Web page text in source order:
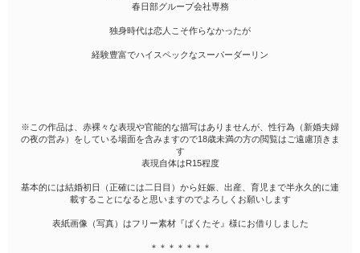
春日部グループ会社専務
独身時代は恋人こそ作らなかったが
経験豊富でハイスペックなスーパーダーリン
※この作品は、赤裸々な表現や官能的な描写はありませんが、性行為（新婚夫婦
の夜の営み）をしている場面を含みますので18歳未満の方の閲覧はご遠慮頂きま
す
表現自体はR15程度
基本的には結婚初日（正確には二日目）から妊娠、出産、育児まで半永久的に連
載することになると思いますのでよろしくお願いします
表紙画像（写真）はフリー素材『ぱくたそ』様にお借りしました
＊＊＊＊＊＊＊